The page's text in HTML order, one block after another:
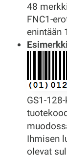
48
FNC1-
enintään
Esimerkki
GS1-
Ihmisen
olevat